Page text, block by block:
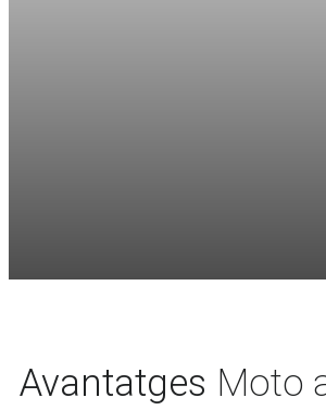
Avantatges Moto